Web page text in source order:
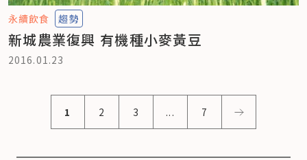
永續飲食 趨勢
新城農業復興 有機種小麥黃豆
2016.01.23
1 2 3 ... 7